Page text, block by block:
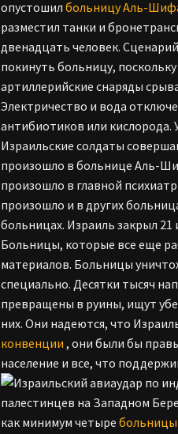
опустошилбольницу Аль-
разместил танки и
двенадцать человек.
покинуть больницу,
артиллерийские снаряды
Электричество и вода
антибиотиков или
Израильские солдаты
произошло в больнице Аль-
произошло в главной
произошло и в других
больницах. Израиль закрыл
Больницы, которые все еще
материалов. Больницы
специально. Десятки тысяч
превращены в руины, ищут
них. Они надеются, что
конвенции , они были бы
население и все, что
палестинцев на Западном
как минимум четыребольницы